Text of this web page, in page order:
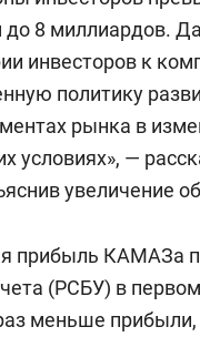
до 8 миллиардов.
инвесторов к
политику
рынка в
условиях», —
увеличение
прибыль КАМАЗа
(РСБУ) в
меньше